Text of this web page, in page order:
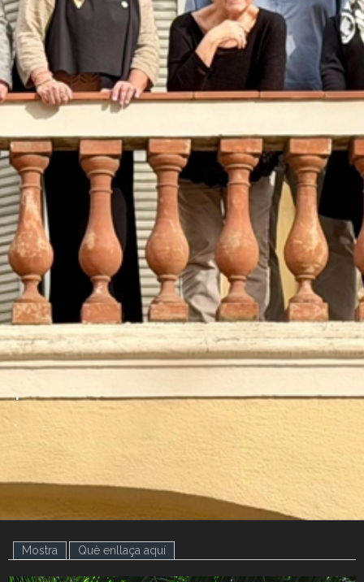
.
.
Mostra (pestanya activa)
Què enllaça aquí